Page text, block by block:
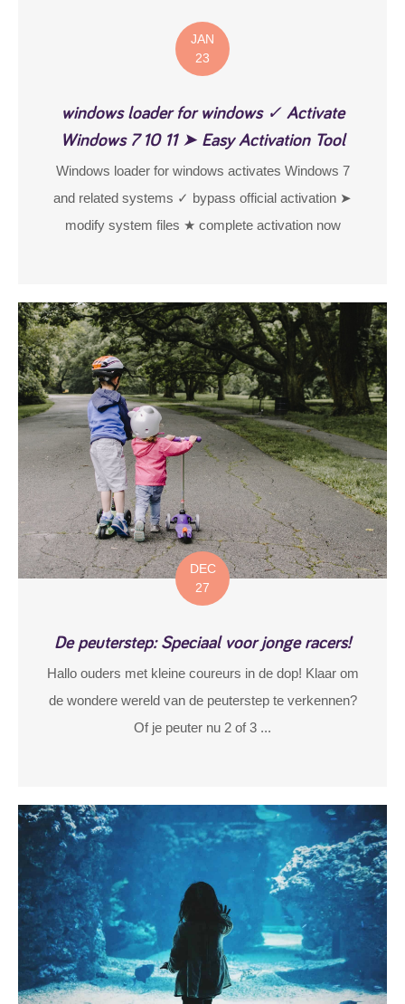
JAN
23
windows loader for windows ✓ Activate
Windows 7 10 11 ➤ Easy Activation Tool
Windows loader for windows activates Windows 7
and related systems ✓ bypass official activation ➤
modify system files ★ complete activation now
DEC
27
De peuterstep: Speciaal voor jonge racers!
Hallo ouders met kleine coureurs in de dop! Klaar om
de wondere wereld van de peuterstep te verkennen?
Of je peuter nu 2 of 3 ...